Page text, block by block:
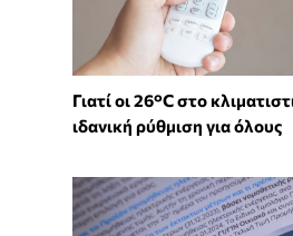
Γιατί οι 26°C στο
ιδανική ρύθμιση για όλους